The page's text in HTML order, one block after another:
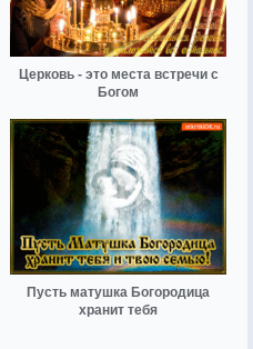
Церковь - это места встречи с
Богом
Пусть матушка Богородица
хранит тебя